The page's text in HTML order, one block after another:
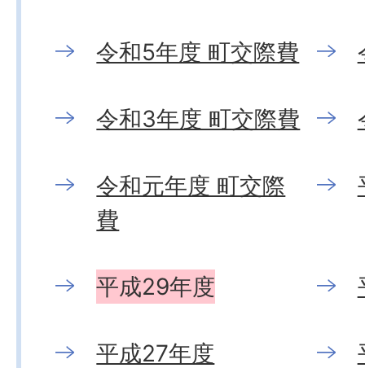
令和5年度 町交際費
令和3年度 町交際費
令和元年度 町交際
費
平成29年度
平成27年度